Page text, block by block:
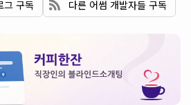
그 구독 다른 어썸 개발자들 구독